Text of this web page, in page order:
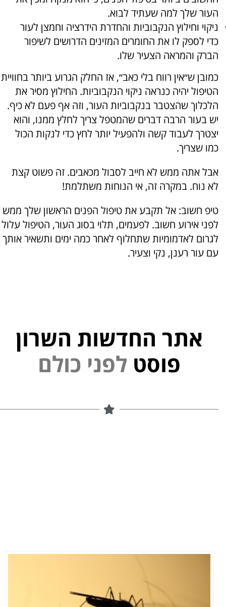
העור שלך למה שעתיד לבוא.
ניקוי וחילוץ הנקבוביות והחדרת הידרציה וחמצן לעור
כדי לספק לו את החומרים המזינים הדרושים לשיפור
הברק והמראה הצעיר שלו.
כמובן ש״אין רווח בלי כאב״, אז החלק הגרוע ביותר בחוויית
הטיפול יהיה כנראה ניקוי הנקבוביות. החילוץ מסיר את
הלכלוך שהצטבר בנקבוביות העור, וזה אף פעם לא כיף.
יש בעור הרבה דברים שהמטפל צריך לחלץ ממנו, והוא
יצטרך לעבוד קשה ולהפעיל יותר לחץ כדי לנקות הכול
כמו שצריך.
אבל אתה ממש לא חייב לסבול מכאבים. זה פשוט קצת
לא נוח. במקרה זה, אי הנוחות משתלמת!
טיפ חשוב: אל תקבע את טיפול הפנים הראשון שלך ממש
לפני אירוע חשוב. לפעמים, תלוי בסוג העור, הטיפול עלול
לגרום לאדמומיות שתחלוף לאחר כמה ימים ותשאיר אותך
עם עור רענן, נקי וצעיר.
אתר החדשות השרון
פוסט